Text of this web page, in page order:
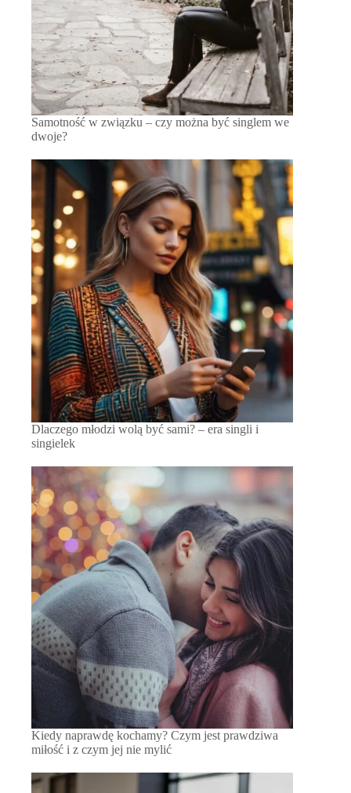
Samotność w związku – czy można być singlem we
dwoje?
Dlaczego młodzi wolą być sami? – era singli i
singielek
Kiedy naprawdę kochamy? Czym jest prawdziwa
miłość i z czym jej nie mylić